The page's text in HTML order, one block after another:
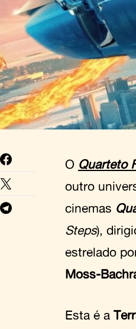
O Quarteto
outro
cinemas
Steps),
estrelado
Moss-
Esta é a